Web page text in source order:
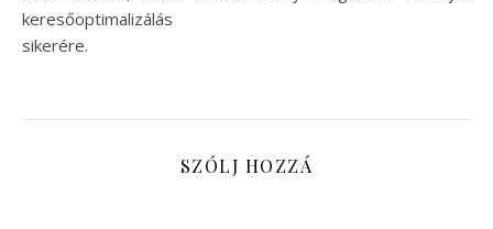
keresőoptimalizálás
sikerére.
SZÓLJ HOZZÁ